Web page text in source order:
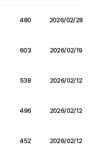
480 2026/02/28
603 2026/02/19
538 2026/02/12
496 2026/02/12
452 2026/02/12